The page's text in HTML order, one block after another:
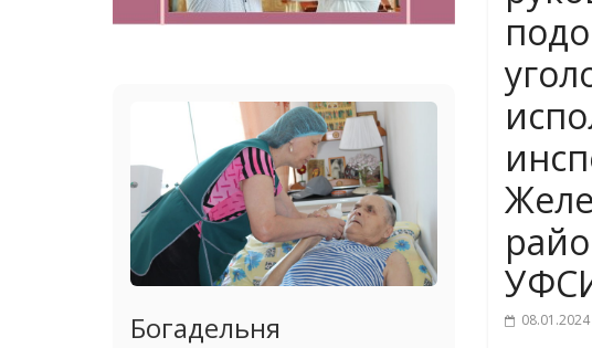
08.01.2024
Богадельня